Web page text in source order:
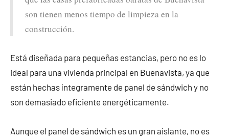
son tienen menos tiempo de limpieza en la
construcción.
Está diseñada para pequeñas estancias, pero no es lo
ideal para una vivienda principal en Buenavista, ya que
están hechas íntegramente de panel de sándwich y no
son demasiado eficiente energéticamente.
Aunque el panel de sándwich es un gran aislante, no es